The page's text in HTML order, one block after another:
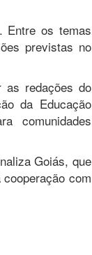
Entre os temas
previstas no
as redações do
da Educação
comunidades
Goiás, que
com